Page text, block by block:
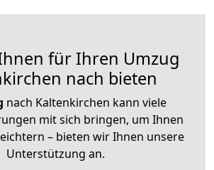
für Ihren Umzug
nach bieten
nach Kaltenkirchen kann viele
mit sich bringen, um Ihnen
– bieten wir Ihnen unsere
Unterstützung an.